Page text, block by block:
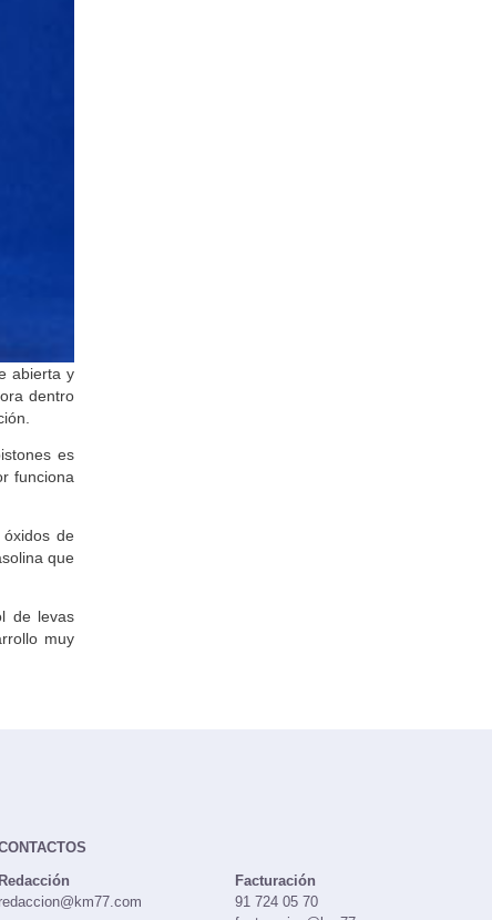
abierta y
dentro
es
funciona
de
que
de levas
muy
Redacción
redaccion@km77.com
Facturación
91 724 05 70